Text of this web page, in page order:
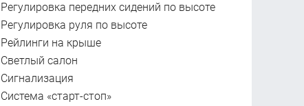
Регулировка передних сидений по высоте
Регулировка руля по высоте
Рейлинги на крыше
Светлый салон
Сигнализация
Система «старт-стоп»